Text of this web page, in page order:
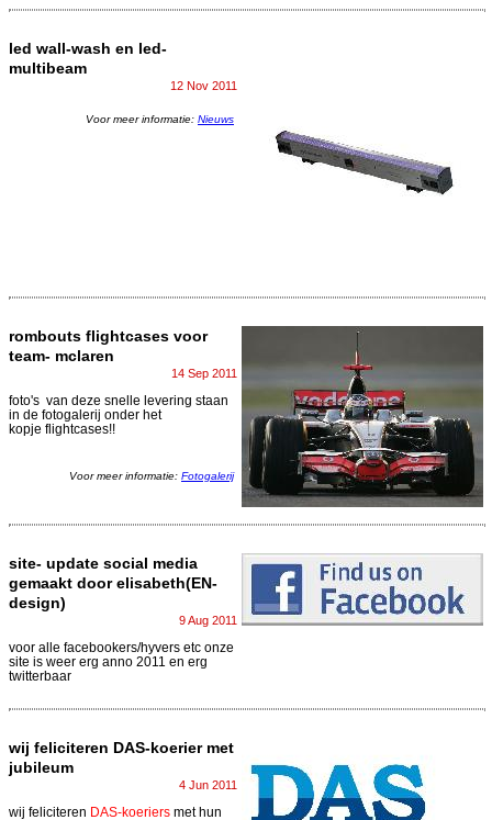
led wall-wash en led-
multibeam
12 Nov 2011
Voor meer informatie: Nieuws
rombouts flightcases voor
team- mclaren
14 Sep 2011
foto's van deze snelle levering staan
in de fotogalerij onder het
kopje flightcases!!
Voor meer informatie: Fotogalerij
site- update social media
gemaakt door elisabeth(EN-
design)
9 Aug 2011
voor alle facebookers/hyvers etc onze
site is weer erg anno 2011 en erg
twitterbaar
wij feliciteren DAS-koerier met
jubileum
4 Jun 2011
wij feliciteren DAS-koeriers met hun